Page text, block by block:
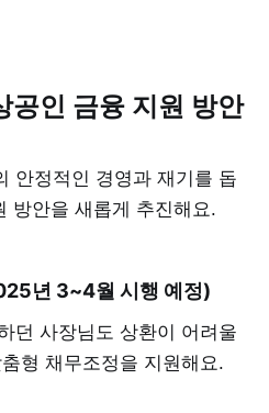
공인 금융 지원 방안
안정적인 경영과 재기를 돕
방안을 새롭게 추진해요.
년 3~4월 시행 예정)
던 사장님도 상환이 어려울
형 채무조정을 지원해요.